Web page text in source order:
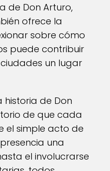
de Don Arturo,
ofrece la
sobre cómo
puede contribuir
un lugar
historia de Don
de que cada
el simple acto de
una
el involucrarse